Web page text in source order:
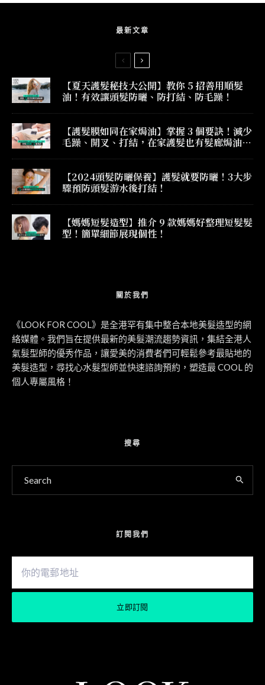
最新文章
【夏天護髮秘技大公開】教你 5 招善用順髮
油！有效讓頭髮防曬、防打結、防毛躁！
【護髮膜如同在家焗油】掌握 3 個要訣！減少
毛躁、開叉、打結，在家護髮也有髮廊焗油效
【2024頭髮防曬保養】護髮就要防曬！3大步
驟預防頭髮游水後打結！
【媽媽短髮造型】推介 9 款媽媽好整理短髮髮
型！簡單細節展現個性！
關於我們
《LOOK FOR COOL》是全港罕有集中整合本地美髮造型的網
絡媒體。我們旨在提供最新的美髮潮流趨勢資訊，集結全港人
氣髮型師的優秀作品，讓愛美的消費者們可輕鬆參考最貼地的
美髮造型，尋找心水髮型師並快速諮詢預約，塑造最 COOL 的
個人專屬風格！
搜尋
訂閱我們